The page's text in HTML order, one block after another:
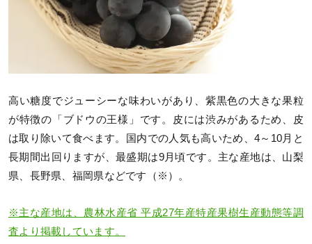
高い糖度でジューシーな味わいがあり、紫黒色の大きな果粒
が特徴の「ブドウの王様」です。皮には渋みがあるため、皮
は取り除いて食べます。国内での人気も高いため、4～10月と
長期間出回りますが、最盛期は9月頃です。主な産地は、山梨
県、長野県、福岡県などです（※）。
※主な産地は、農林水産省 平成27年産特産果樹生産動態等調
査より掲載しています。